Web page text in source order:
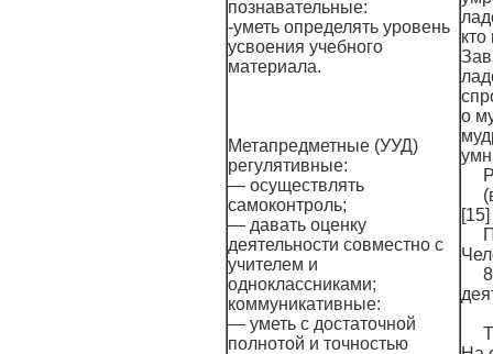
познавательные:
-уметь определять уровень
усвоения учебного
материала.
Метапредметные (УУД)
регулятивные:
— осуществлять
самоконтроль;
— давать оценку
деятельности совместно с
учителем и
одноклассниками;
коммуникативные:
— уметь с достаточной
полнотой и точностью
о
[15]